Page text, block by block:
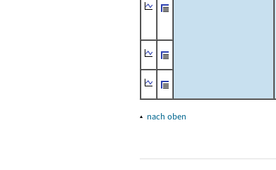
▴ nach oben